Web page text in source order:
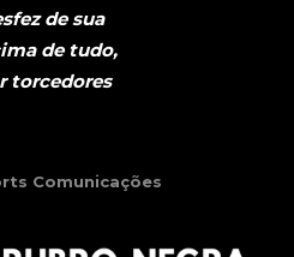
de sua
de tudo,
torcedores
Comunicações